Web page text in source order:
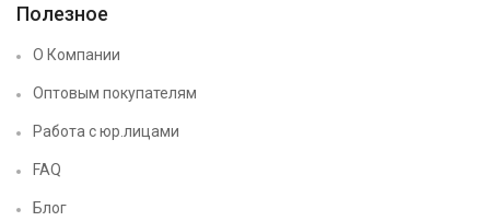
Полезное
О Компании
Оптовым покупателям
Работа с юр.лицами
FAQ
Блог